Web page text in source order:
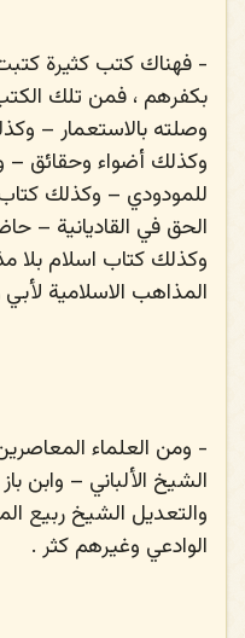
- فهناك كتب كثيرة
بكفرهم ، فمن تلك
وصلته بالاستعمار –
وكذلك أضواء وحقائق –
للمودودي – وكذلك
الحق في القاديانية –
وكذلك كتاب اسلام بلا
المذاهب الاسلامية
- ومن العلماء
الشيخ الألباني – وابن
والتعديل الشيخ ربيع
الوادعي وغيرهم كثر .